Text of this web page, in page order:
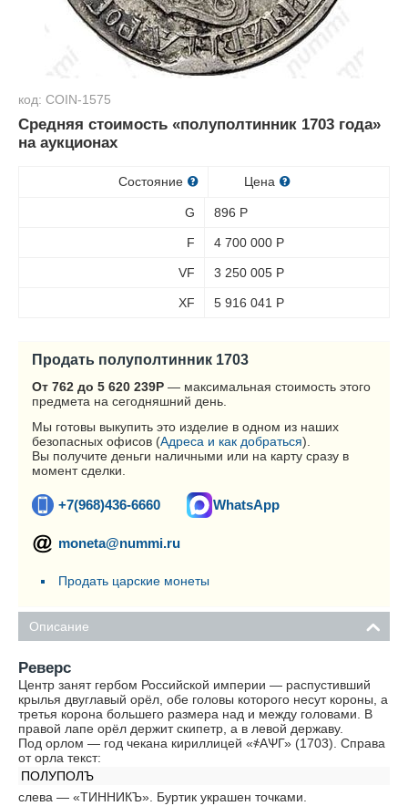
код: COIN-1575
Средняя стоимость «полуполтинник 1703 года»
на аукционах
Состояние Цена
G 896 Р
F 4 700 000 Р
VF 3 250 005 Р
XF 5 916 041 Р
Продать полуполтинник 1703
От 762 до 5 620 239Р — максимальная стоимость этого
предмета на сегодняшний день.
Мы готовы выкупить это изделие в одном из наших
безопасных офисов (Адреса и как добраться).
Вы получите деньги наличными или на карту сразу в
момент сделки.
+7(968)436-6660 WhatsApp
moneta@nummi.ru
Продать царские монеты
Описание
Реверс
Центр занят гербом Российской империи — распустивший
крылья двуглавый орёл, обе головы которого несут короны, а
третья корона большего размера над и между головами. В
правой лапе орёл держит скипетр, а в левой державу.
Под орлом — год чекана кириллицей «҂АѰГ» (1703). Справа
от орла текст:
ПОЛУПОЛЪ
слева — «ТИННИКЪ». Буртик украшен точками.